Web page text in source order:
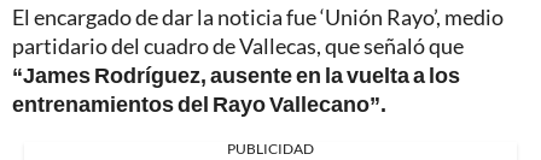
El encargado de dar la noticia fue ‘Unión Rayo’, medio
partidario del cuadro de Vallecas, que señaló que
“James Rodríguez, ausente en la vuelta a los
entrenamientos del Rayo Vallecano”.
PUBLICIDAD